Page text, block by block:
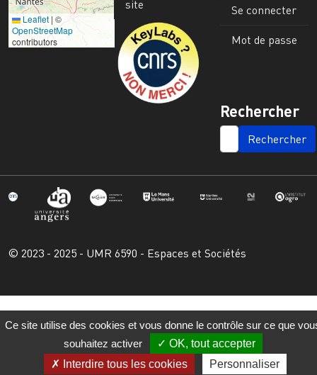
Leaflet | ©
OpenStreetMap
contributors
site
Image
Se connecter
Mot de passe
Rechercher
SEARCH
© 2023 - 2025 - UMR 6590 - Espaces et Sociétés
Ce site utilise des cookies et vous donne le contrôle sur ce que
souhaitez activer
OK, tout accepter
Interdire tous les cookies
Personnaliser